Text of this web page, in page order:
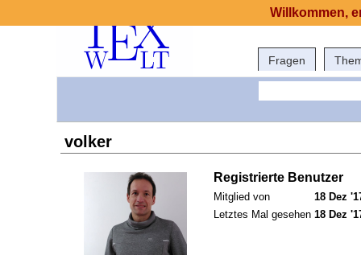
Fragen
volker
Registrierte Benutzer
Mitglied von
18 Dez
Letztes Mal gesehen 18 Dez
Willkommen,